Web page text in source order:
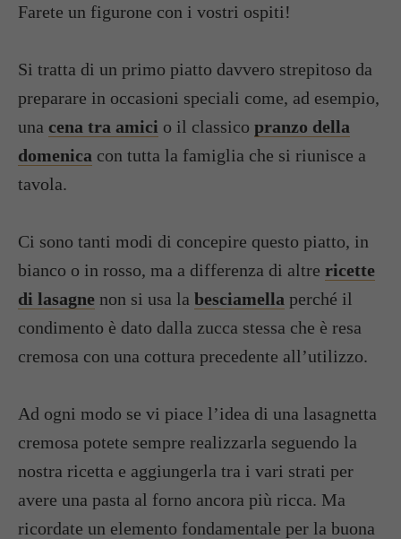
Farete un figurone con i vostri ospiti!
Si tratta di un primo piatto davvero strepitoso da
preparare in occasioni speciali come, ad esempio,
una cena tra amici o il classico pranzo della
domenica con tutta la famiglia che si riunisce a
tavola.
Ci sono tanti modi di concepire questo piatto, in
bianco o in rosso, ma a differenza di altre ricette
di lasagne non si usa la besciamella perché il
condimento è dato dalla zucca stessa che è resa
cremosa con una cottura precedente all’utilizzo.
Ad ogni modo se vi piace l’idea di una lasagnetta
cremosa potete sempre realizzarla seguendo la
nostra ricetta e aggiungerla tra i vari strati per
avere una pasta al forno ancora più ricca. Ma
ricordate un elemento fondamentale per la buona